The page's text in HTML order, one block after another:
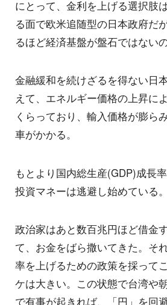
にとって、金利を上げる選択肢
る面で欧米追随型の日本政府だ
るほど経済基盤が盤石ではない
金融緩和を続けざるを得ない日
えて、エネルギー価格の上昇に
くらっており、輸入価格が膨ら
車がかかる。
もとより国内総生産(GDP)成長
投資マネーは逃避し始めている。
政治家はあと数百兆円ほど借金
て、お金をばら撒いてきた。そ
率を上げるための政策を採って
ケは大きい。この状態で台湾や
で有事が起きれば、「円」を回